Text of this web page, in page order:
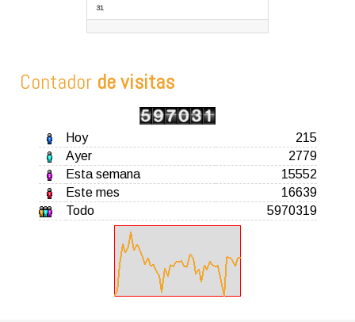
31
Contador de visitas
Hoy
215
Ayer
2779
Esta semana
15552
Este mes
16639
Todo
5970319